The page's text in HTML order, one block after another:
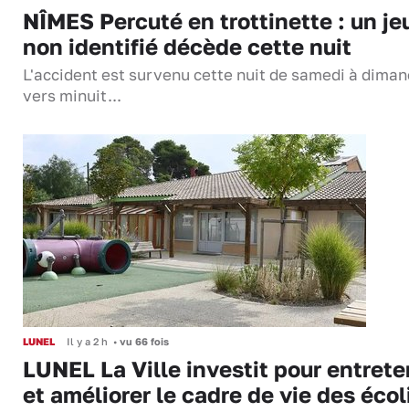
NÎMES Percuté en trottinette : un
non identifié décède cette nuit
L'accident est survenu cette nuit de samedi à
vers minuit...
LUNEL Il y a 2 h • vu 66 fois
LUNEL La Ville investit pour
et améliorer le cadre de vie des